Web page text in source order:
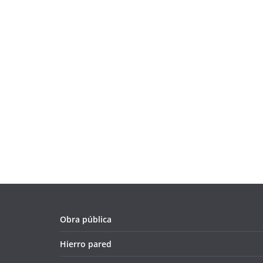
Obra pública
Hierro pared